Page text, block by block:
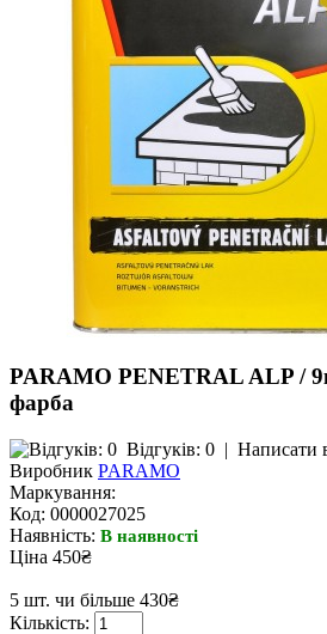
PARAMO PENETRAL ALP /
фарба
Відгуків: 0 | Написати
Виробник PARAMO
Маркування:
Код: 0000027025
Наявність: В наявності
Ціна 450₴
5 шт. чи більше 430₴
Кількість: